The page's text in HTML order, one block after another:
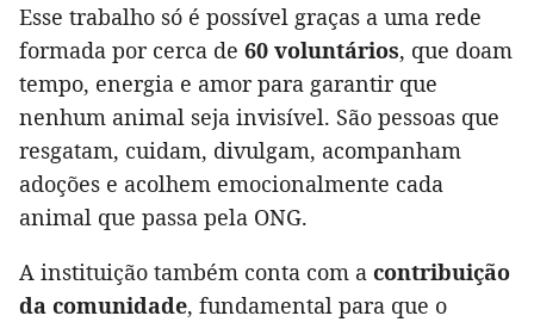
Esse trabalho só é possível graças a uma rede
formada por cerca de 60 voluntários, que doam
tempo, energia e amor para garantir que
nenhum animal seja invisível. São pessoas que
resgatam, cuidam, divulgam, acompanham
adoções e acolhem emocionalmente cada
animal que passa pela ONG.
A instituição também conta com a contribuição
da comunidade, fundamental para que o